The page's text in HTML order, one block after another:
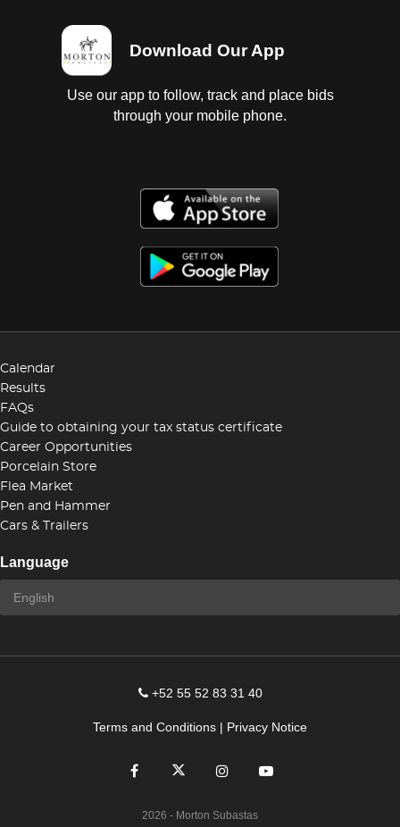
Download Our App
Use our app to follow, track and place bids
through your mobile phone.
Calendar
Results
FAQs
Guide to obtaining your tax status certificate
Career Opportunities
Porcelain Store
Flea Market
Pen and Hammer
Cars & Trailers
Language
+52 55 52 83 31 40
Terms and Conditions | Privacy Notice
2026 - Morton Subastas